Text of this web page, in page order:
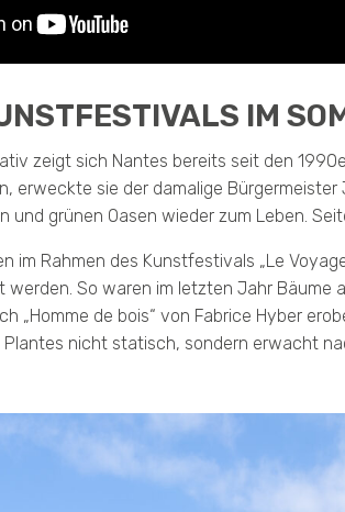
IM
zeigt sich Nantes bereits seit den
erweckte sie der damalige
und grünen Oasen wieder zum Leben.
im Rahmen des Kunstfestivals „Le
So waren im letzten Jahr
„Homme de bois“ von Fabrice Hyber
Plantes nicht statisch, sondern erwacht